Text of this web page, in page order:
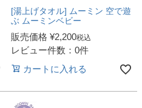
[湯上げタオル] ムーミン 空で遊
ぶ ムーミンベビー
販売価格 ¥2,200税込
レビュー件数：0件
カートに入れる